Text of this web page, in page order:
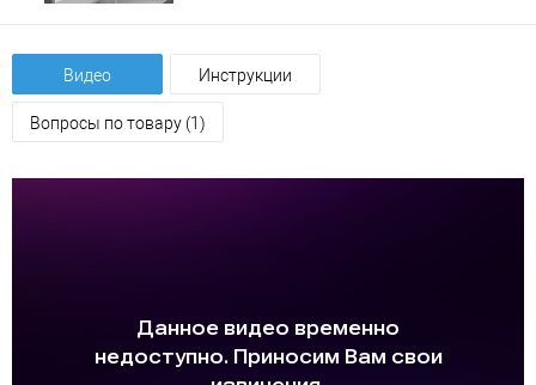
Видео Инструкции
Вопросы по товару (1)